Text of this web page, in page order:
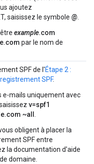
ajoutez
saisissez le symbole @.
example.com
par le nom de
SPF de l'Étape 2 :
SPF.
e-mails uniquement avec
v=spf1
~all .
obligent à placer la
SPF entre
la documentation d'aide
domaine.